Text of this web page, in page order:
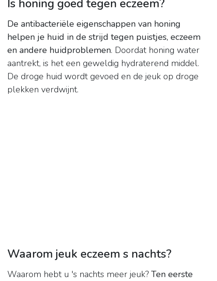
Is honing goed tegen eczeem?
De antibacteriële eigenschappen van honing
helpen je huid in de strijd tegen puistjes, eczeem
en andere huidproblemen. Doordat honing water
aantrekt, is het een geweldig hydraterend middel.
De droge huid wordt gevoed en de jeuk op droge
plekken verdwijnt.
Waarom jeuk eczeem s nachts?
Waarom hebt u 's nachts meer jeuk? Ten eerste